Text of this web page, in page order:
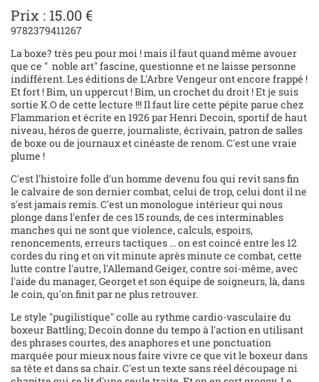
Prix : 15.00 €
9782379411267
La boxe? très peu pour moi ! mais il faut quand même avouer
que ce " noble art" fascine, questionne et ne laisse personne
indifférent. Les éditions de L'Arbre Vengeur ont encore frappé !
Et fort ! Bim, un uppercut ! Bim, un crochet du droit ! Et je suis
sortie K.O de cette lecture !!! Il faut lire cette pépite parue chez
Flammarion et écrite en 1926 par Henri Decoin, sportif de haut
niveau, héros de guerre, journaliste, écrivain, patron de salles
de boxe ou de journaux et cinéaste de renom. C'est une vraie
plume !
C'est l'histoire folle d'un homme devenu fou qui revit sans fin
le calvaire de son dernier combat, celui de trop, celui dont il ne
s'est jamais remis. C'est un monologue intérieur qui nous
plonge dans l'enfer de ces 15 rounds, de ces interminables
manches qui ne sont que violence, calculs, espoirs,
renoncements, erreurs tactiques ... on est coincé entre les 12
cordes du ring et on vit minute après minute ce combat, cette
lutte contre l'autre, l'Allemand Geiger, contre soi-même, avec
l'aide du manager, Georget et son équipe de soigneurs, là, dans
le coin, qu'on finit par ne plus retrouver.
Le style "pugilistique" colle au rythme cardio-vasculaire du
boxeur Battling; Decoin donne du tempo à l'action en utilisant
des phrases courtes, des anaphores et une ponctuation
marquée pour mieux nous faire vivre ce que vit le boxeur dans
sa tête et dans sa chair. C'est un texte sans réel découpage ni